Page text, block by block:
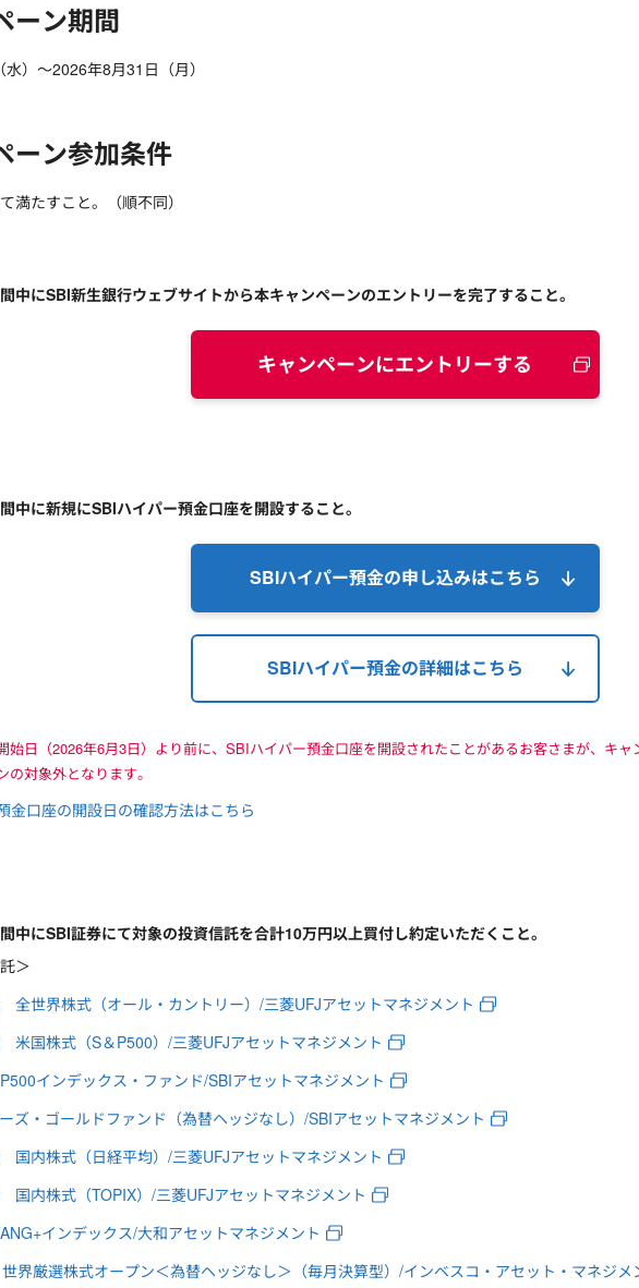
ーン期間
）～2026年8月31日（月）
ーン参加条件
満たすこと。（順不同）
中にSBI新生銀行ウェブサイトから本キャンペーンのエントリーを完了すること。
キャンペーンにエントリーする
中に新規にSBIハイパー預金口座を開設すること。
SBIハイパー預金の申し込みはこちら
SBIハイパー預金の詳細はこちら
始日（2026年6月3日）より前に、SBIハイパー預金口座を開設されたことがあるお客さまが、キ
の対象外となります。
金口座の開設日の確認方法はこちら
中にSBI証券にて対象の投資信託を合計10万円以上買付し約定いただくこと。
＞
全世界株式（オール・カントリー）/三菱UFJアセットマネジメント
米国株式（S＆P500）/三菱UFJアセットマネジメント
インデックス・ファンド/SBIアセットマネジメント
ズ・ゴールドファンド（為替ヘッジなし）/SBIアセットマネジメント
国内株式（日経平均）/三菱UFJアセットマネジメント
国内株式（TOPIX）/三菱UFJアセットマネジメント
インデックス/大和アセットマネジメント
界厳選株式オープン＜為替ヘッジなし＞（毎月決算型）/インベスコ・アセット・マネジメ